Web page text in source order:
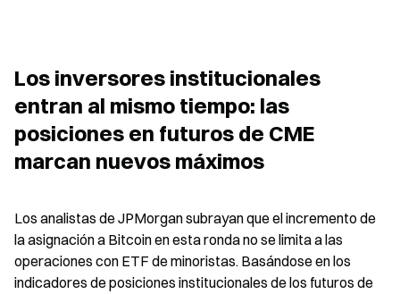
Los inversores institucionales
entran al mismo tiempo: las
posiciones en futuros de CME
marcan nuevos máximos
Los analistas de JPMorgan subrayan que el incremento de
la asignación a Bitcoin en esta ronda no se limita a las
operaciones con ETF de minoristas. Basándose en los
indicadores de posiciones institucionales de los futuros de